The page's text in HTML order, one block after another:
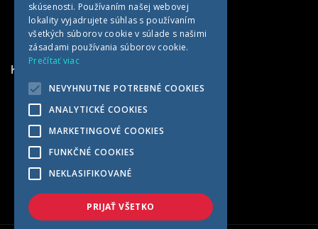
KONTAKTNÉ INFORMÁCIE
MET AGRO
Kočín 100
922 04 Kočín-Lančár
Slovensko
+421 33 7791569
met@met-agro.sk
HUNGARIAN
skúsenosti. Používaním našej webovej
lokality vyjadrujete súhlas s používaním
všetkých súborov cookie v súlade s našimi
zásadami používania súborov cookie.
Prečítať viac
NEVYHNUTNE POTREBNÉ COOKIES
ANALYTICKÉ COOKIES
MARKETINGOVÉ COOKIES
FUNKČNÉ COOKIES
NEKLASIFIKOVANÉ
PRIJAŤ VŠETKO